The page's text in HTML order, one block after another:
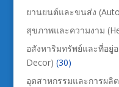
ยานยนต์และขนส่ง
สุขภาพและความงาม
อสังหาริมทรัพย์และที่อยู่
Decor) (30)
อุตสาหกรรมและการผลิ